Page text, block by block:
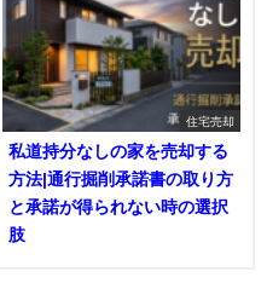
住宅売却
私道持分なしの家を売却する
方法|通行掘削承諾書の取り方
と承諾が得られない時の選択
肢